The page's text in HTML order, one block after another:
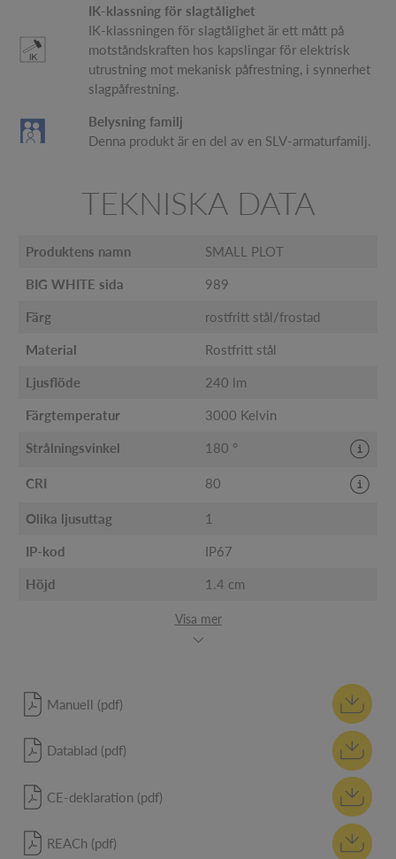
IK-klassning för slagtålighet
IK-klassningen för slagtålighet är ett mått på
motståndskraften hos kapslingar för elektrisk
utrustning mot mekanisk påfrestning, i synnerhet
slagpåfrestning.
Belysning familj
Denna produkt är en del av en SLV-armaturfamilj.
TEKNISKA DATA
Produktens namn SMALL PLOT
BIG WHITE sida 989
Färg rostfritt stål/frostad
Material Rostfritt stål
Ljusflöde 240 lm
Färgtemperatur 3000 Kelvin
Strålningsvinkel 180 °
CRI 80
Olika ljusuttag 1
IP-kod IP67
Höjd 1.4 cm
Visa mer
Manuell (pdf)
Datablad (pdf)
CE-deklaration (pdf)
REACh (pdf)